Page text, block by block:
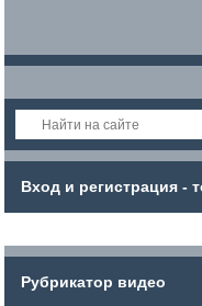
Вход и регистрация -
Рубрикатор видео